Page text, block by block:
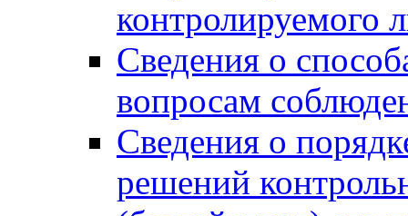
контролируемого
Сведения о
вопросам
Сведения о
решений